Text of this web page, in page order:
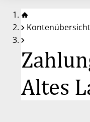
Kontenübersicht
Altes